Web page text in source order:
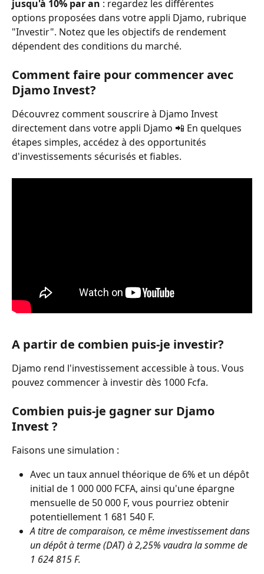
jusqu'à 10% par an : regardez les différentes
options proposées dans votre appli Djamo, rubrique
"Investir". Notez que les objectifs de rendement
dépendent des conditions du marché.
Comment faire pour commencer avec
Djamo Invest?
Découvrez comment souscrire à Djamo Invest
directement dans votre appli Djamo 📲 En quelques
étapes simples, accédez à des opportunités
d'investissements sécurisés et fiables.
A partir de combien puis-je investir?
Djamo rend l'investissement accessible à tous. Vous
pouvez commencer à investir dès 1000 Fcfa.
Combien puis-je gagner sur Djamo
Invest ?
Faisons une simulation :
Avec un taux annuel théorique de 6% et un dépôt
initial de 1 000 000 FCFA, ainsi qu'une épargne
mensuelle de 50 000 F, vous pourriez obtenir
potentiellement 1 681 540 F.
A titre de comparaison, ce même investissement dans
un dépôt à terme (DAT) à 2,25% vaudra la somme de
1 624 815 F.